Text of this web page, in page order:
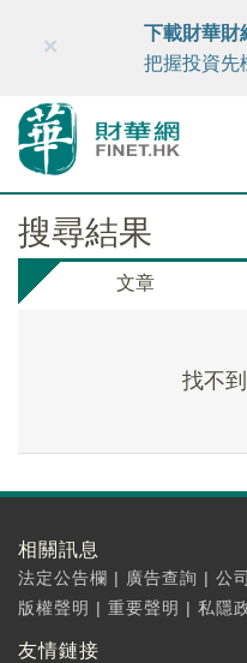
財華智庫網 FINTV
×
下載財華財
把握投資先
搜尋結果
文章
找不
相關訊息
法定公告欄 | 廣告查詢 | 公
版權聲明 | 重要聲明 | 私隱
友情鏈接